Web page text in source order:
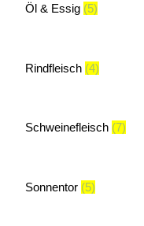
Öl & Essig (5)
Rindfleisch (4)
Schweinefleisch (7)
Sonnentor (5)